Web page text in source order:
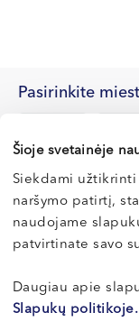
Šioje svetainėje
Siekdami
naršymo patirtį,
naudojame
patvirtinate savo
Daugiau apie
Slapukų politikoje.
Pasirinkite
Kretinga